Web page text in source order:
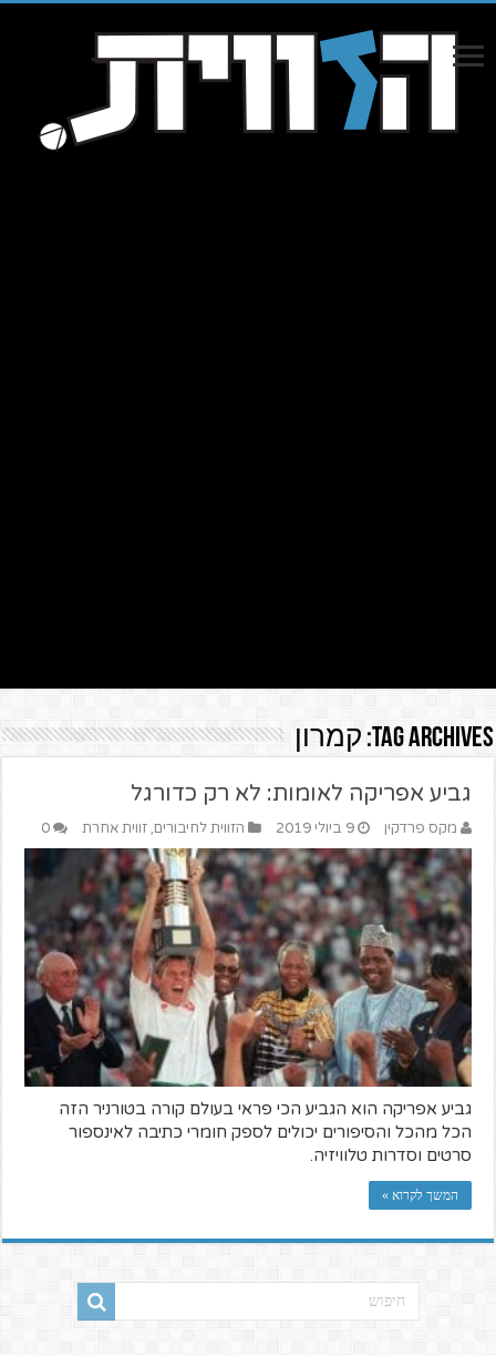
Tag Archives: קמרון
גביע אפריקה לאומות: לא רק כדורגל
מקס פרדקין 9 ביולי 2019 הזווית לחיבורים,זווית אחרת 0
גביע אפריקה הוא הגביע הכי פראי בעולם קורה בטורניר הזה
הכל מהכל והסיפורים יכולים לספק חומרי כתיבה לאינספור
סרטים וסדרות טלוויזיה.
המשך לקרוא »